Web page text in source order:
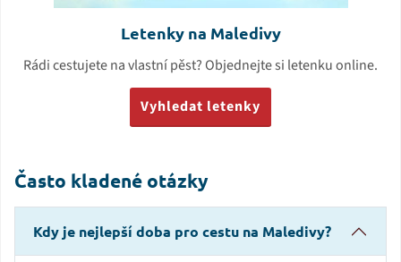
Letenky na Maledivy
Rádi cestujete na vlastní pěst? Objednejte si letenku online.
Vyhledat letenky
Často kladené otázky
Kdy je nejlepší doba pro cestu na Maledivy?